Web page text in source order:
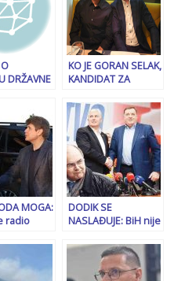
DRŽAVNE
godine
ko je
se ne
KO JE GORAN SELAK,
KANDIDAT ZA
SIGURNOSTI BiH:
Povjerenik Vulina u
RS, blizak Igoru
Dodiku; javno
priznao da
zapošljava ljude
trgujući uticajem
MOGA:
radio
zašto se
s
DODIK SE
NASLAĐUJE: BiH nije
bosanska, nego
složena država